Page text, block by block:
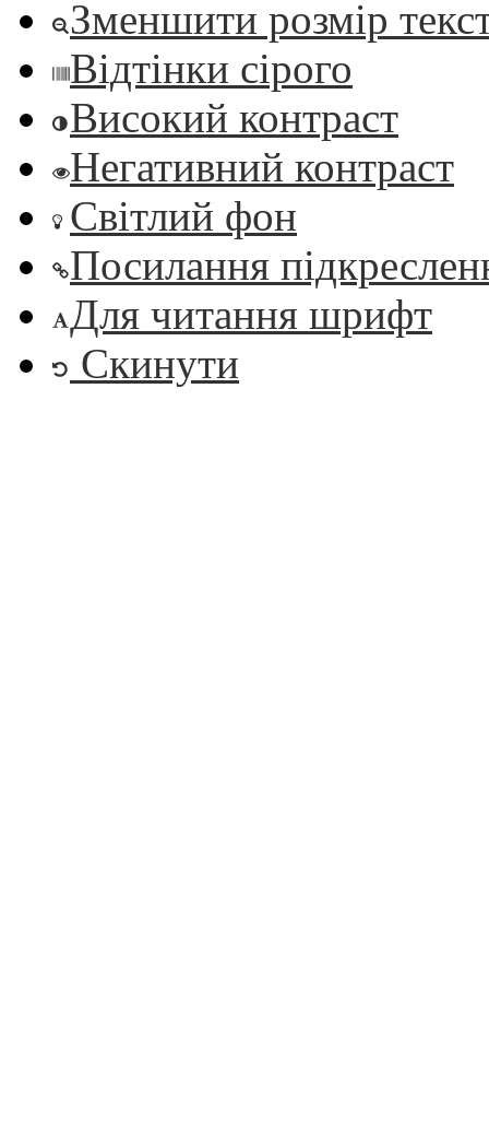
Зменшити розмір
Відтінки сірого
Високий контраст
Негативний контраст
Світлий фон
Посилання
Для читання шрифт
Скинути